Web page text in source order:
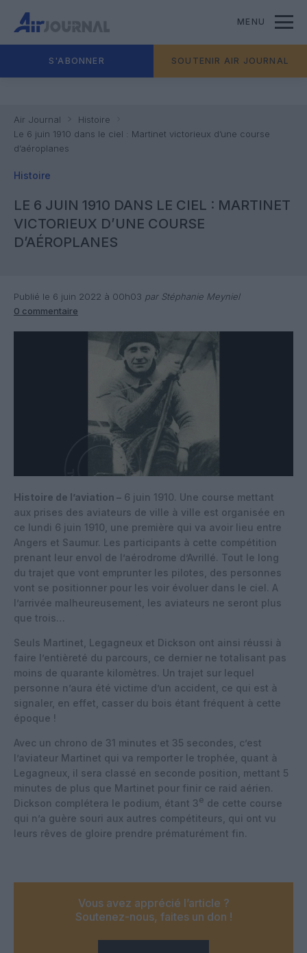
MENU
S'ABONNER SOUTENIR AIR JOURNAL
Air Journal
Histoire
Le 6 juin 1910 dans le ciel : Martinet victorieux d’une course
d’aéroplanes
Histoire
LE 6 JUIN 1910 DANS LE CIEL : MARTINET
VICTORIEUX D’UNE COURSE
D’AÉROPLANES
Publié le 6 juin 2022 à 00h03 par Stéphanie Meyniel
0 commentaire
Histoire de l’aviation – 6 juin 1910. Une course mettant
aux prises des aviateurs de ville à ville est organisée en
ce lundi 6 juin 1910, une première qui va avoir lieu entre
Angers et Saumur. Les participants à cette compétition
prenant leur envol de l’aérodrome d’Avrillé. Tout le long
du trajet que vont emprunter les pilotes, des personnes
vont se positionner pour les voir évoluer dans le ciel. A
l’arrivée malheureusement, les aviateurs ne seront plus
que trois…
Seuls Martinet, Legagneux et Dickson ont ainsi réussi à
faire l’entièreté du parcours, ce dernier ne totalisant pas
moins de quarante kilomètres. Un trajet sur lequel
personne n’aura été victime d’un accident, ce qui est à
signaler, en effet, casser du bois étant fréquent à cette
époque !
Avec un chrono de 31 minutes et 35 secondes, c’est
l’aviateur Martinet qui va remporter le trophée, quant à
Legagneux, il sera classé en seconde position, mettant 5
minutes de plus que Martinet pour finir ce raid aérien.
Dickson complétera le podium, étant 3e de cette course
qui n’a guère souri aux autres compétiteurs, qui ont vu
leurs rêves de gloire prendre prématurément fin.
Vous avez apprécié l’article ?
Soutenez-nous, faites un don !